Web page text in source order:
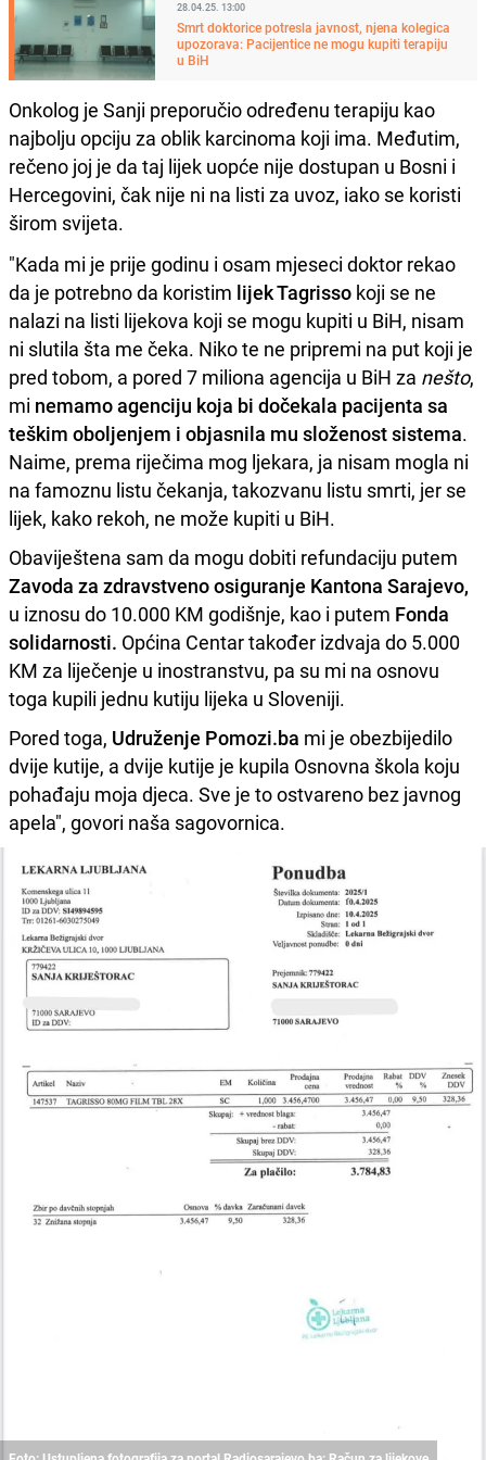
28.04.25. 13:00
Smrt doktorice potresla javnost, njena kolegica
upozorava: Pacijentice ne mogu kupiti terapiju
u BiH
Onkolog je Sanji preporučio određenu terapiju kao
najbolju opciju za oblik karcinoma koji ima. Međutim,
rečeno joj je da taj lijek uopće nije dostupan u Bosni i
Hercegovini, čak nije ni na listi za uvoz, iako se koristi
širom svijeta.
"Kada mi je prije godinu i osam mjeseci doktor rekao
da je potrebno da koristim lijek Tagrisso koji se ne
nalazi na listi lijekova koji se mogu kupiti u BiH, nisam
ni slutila šta me čeka. Niko te ne pripremi na put koji je
pred tobom, a pored 7 miliona agencija u BiH za nešto,
mi nemamo agenciju koja bi dočekala pacijenta sa
teškim oboljenjem i objasnila mu složenost sistema.
Naime, prema riječima mog ljekara, ja nisam mogla ni
na famoznu listu čekanja, takozvanu listu smrti, jer se
lijek, kako rekoh, ne može kupiti u BiH.
Obaviještena sam da mogu dobiti refundaciju putem
Zavoda za zdravstveno osiguranje Kantona Sarajevo,
u iznosu do 10.000 KM godišnje, kao i putem Fonda
solidarnosti. Općina Centar također izdvaja do 5.000
KM za liječenje u inostranstvu, pa su mi na osnovu
toga kupili jednu kutiju lijeka u Sloveniji.
Pored toga, Udruženje Pomozi.ba mi je obezbijedilo
dvije kutije, a dvije kutije je kupila Osnovna škola koju
pohađaju moja djeca. Sve je to ostvareno bez javnog
apela", govori naša sagovornica.